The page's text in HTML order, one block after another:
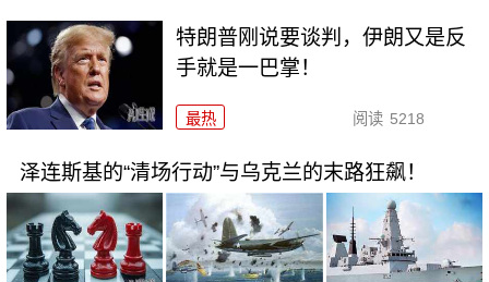
特朗普刚说要谈判，伊朗又是反
手就是一巴掌！
最热 阅读 5218
泽连斯基的“清场行动”与乌克兰的末路狂飙！